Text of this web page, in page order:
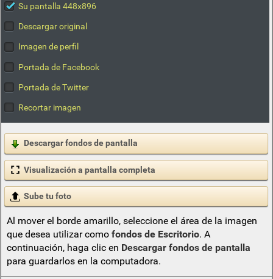
Su pantalla 448x896
Descargar original
Imagen de perfil
Portada de Facebook
Portada de Twitter
Recortar imagen
Descargar fondos de pantalla
Visualización a pantalla completa
Sube tu foto
Al mover el borde amarillo, seleccione el área de la imagen
que desea utilizar como fondos de Escritorio. A
continuación, haga clic en Descargar fondos de pantalla
para guardarlos en la computadora.